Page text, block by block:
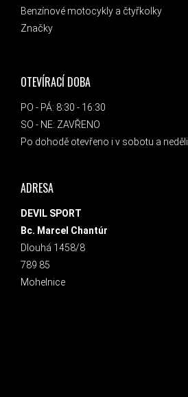
Benzínové motocykly a čtyřkolky
Značky
OTEVÍRACÍ DOBA
PO - PÁ: 8:30 - 16:30
SO - NE: ZAVŘENO
Po dohodě otevřeno i v sobotu a neděli.
ADRESA
DEVIL SPORT
Bc. Marcel Chantúr
Dlouhá 1458/8
789 85
Mohelnice